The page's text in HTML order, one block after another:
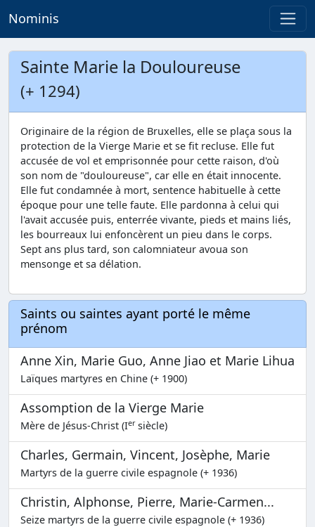
Nominis
Sainte Marie la Douloureuse
(+ 1294)
Originaire de la région de Bruxelles, elle se plaça sous la
protection de la Vierge Marie et se fit recluse. Elle fut
accusée de vol et emprisonnée pour cette raison, d'où
son nom de "douloureuse", car elle en était innocente.
Elle fut condamnée à mort, sentence habituelle à cette
époque pour une telle faute. Elle pardonna à celui qui
l'avait accusée puis, enterrée vivante, pieds et mains liés,
les bourreaux lui enfoncèrent un pieu dans le corps.
Sept ans plus tard, son calomniateur avoua son
mensonge et sa délation.
Saints ou saintes ayant porté le même
prénom
Anne Xin, Marie Guo, Anne Jiao et Marie Lihua
Laïques martyres en Chine (+ 1900)
Assomption de la Vierge Marie
Mère de Jésus-Christ (Iersiècle)
Charles, Germain, Vincent, Josèphe, Marie
Martyrs de la guerre civile espagnole (+ 1936)
Christin, Alphonse, Pierre, Marie-Carmen...
Seize martyrs de la guerre civile espagnole (+ 1936)